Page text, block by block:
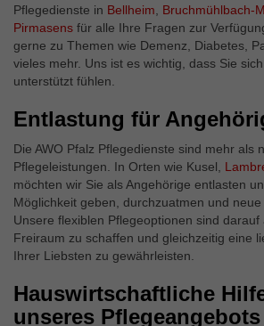
Pflegedienste in Bellheim Bruchmühlbach-
Pirmasens für alle Ihre Fragen zur
gerne zu Themen wie Demenz, Diabetes,
vieles mehr. Uns ist es wichtig, dass Sie
unterstützt fühlen.
Entlastung für
Die AWO Pfalz Pflegedienste sind mehr als
Pflegeleistungen. In Orten wie Kusel,
möchten wir Sie als Angehörige entlasten
Möglichkeit geben, durchzuatmen und neue
Unsere flexiblen Pflegeoptionen sind
Freiraum zu schaffen und gleichzeitig eine
Ihrer Liebsten zu gewährleisten.
Hauswirtschaftliche
unseres Pflegeangebots